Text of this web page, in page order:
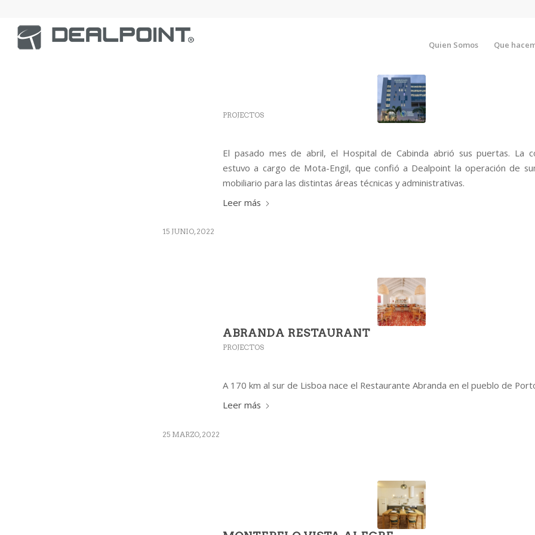
Quien Somos Que
PROJECTOS
El pasado mes de abril, el Hospital de Cabinda abrió sus puertas. La
estuvo a cargo de Mota-Engil, que confió a Dealpoint la operación de
mobiliario para las distintas áreas técnicas y administrativas.
Leer más
15 JUNIO, 2022
ABRANDA RESTAURANT
PROJECTOS
A 170 km al sur de Lisboa nace el Restaurante Abranda en el pueblo de
Leer más
25 MARZO, 2022